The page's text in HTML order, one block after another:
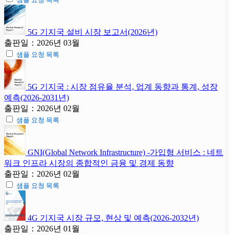
5G 기지국 설비 시장 보고서(2026년)
출판일：2026년 03월
샘플 요청 목록
5G 기지국 : 시장 점유율 분석, 업계 동향과 통계, 성장
예측(2026-2031년)
출판일：2026년 02월
샘플 요청 목록
GNI(Global Network Infrastructure) -가입형 서비스 : 네트
워크 인프라 시장의 종합적인 금융 및 경제 동향
출판일：2026년 02월
샘플 요청 목록
4G 기지국 시장 규모, 현상 및 예측(2026-2032년)
출판일：2026년 01월